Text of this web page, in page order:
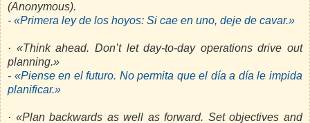
(Anonymous).
- «Primera ley de los hoyos: Si cae en uno, deje de cavar.»
· «Think ahead. Don’t let day-to-day operations drive out
planning.»
- «Piense en el futuro. No permita que el día a día le impida
planificar.»
· «Plan backwards as well as forward. Set objectives and